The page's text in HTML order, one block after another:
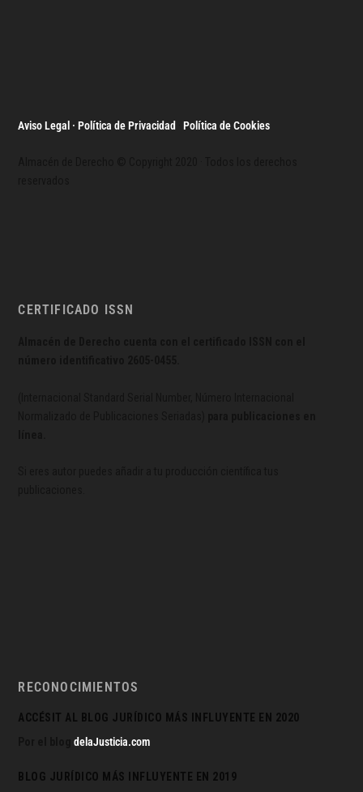
Aviso Legal · Política de Privacidad ·Política de Cookies
CERTIFICADO ISSN
RECONOCIMIENTOS
ACCÉSIT AL BLOG JURÍDICO MÁS INFLUYENTE EN 2020
Por el blogdelaJusticia.com
BLOG JURÍDICO MÁS INFLUYENTE EN 2019